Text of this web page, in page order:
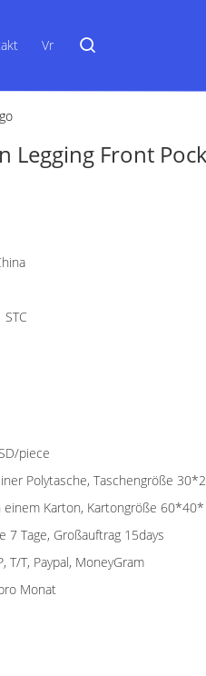
Vr
Legging Front
STC
piece
Polytasche, Taschengröße
einem Karton, Kartongröße 60*40*
7 Tage, Großauftrag 15days
T/T, Paypal, MoneyGram
Monat